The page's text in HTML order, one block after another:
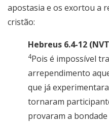
apostasia e os exortou a
cristão:
Hebreus 6.4-12
4Pois é impossível
arrependimento
que já
tornaram
provaram a